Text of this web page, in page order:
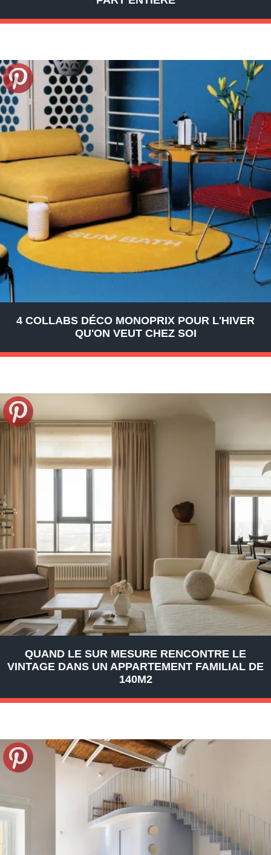
4 COLLABS DÉCO MONOPRIX POUR L'HIVER
QU'ON VEUT CHEZ SOI
QUAND LE SUR MESURE RENCONTRE LE
VINTAGE DANS UN APPARTEMENT FAMILIAL DE
140M2